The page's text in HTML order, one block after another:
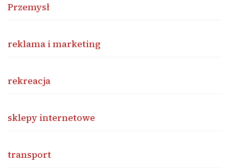
Przemysł
reklama i marketing
rekreacja
sklepy internetowe
transport